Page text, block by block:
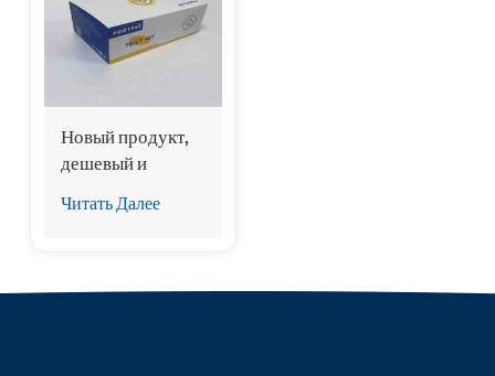
Новый продукт,
дешевый и
тестирования
стимуляции роста
Читать Далее